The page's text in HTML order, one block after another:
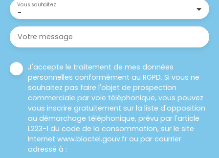
-
Vous souhaitez
Votre message
J'accepte le traitement de mes données
personnelles conformément au RGPD. Si vous ne
souhaitez pas faire l'objet de prospection
commerciale par voie téléphonique, vous pouvez
vous inscrire gratuitement sur la liste d'opposition
au démarchage téléphonique, prévu par l'article
L223-1 du code de la consommation, sur le site
Internet www.bloctel.gouv.fr ou par courrier
adressé à :